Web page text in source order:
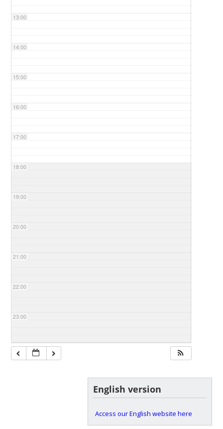
13:00
14:00
15:00
16:00
17:00
18:00
19:00
20:00
21:00
22:00
23:00
English version
Access our English website here